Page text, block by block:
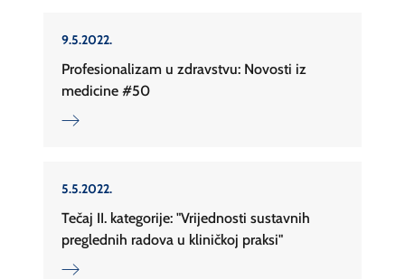
9.5.2022.
Profesionalizam u zdravstvu: Novosti iz
medicine #50
5.5.2022.
Tečaj II. kategorije: "Vrijednosti sustavnih
preglednih radova u kliničkoj praksi"